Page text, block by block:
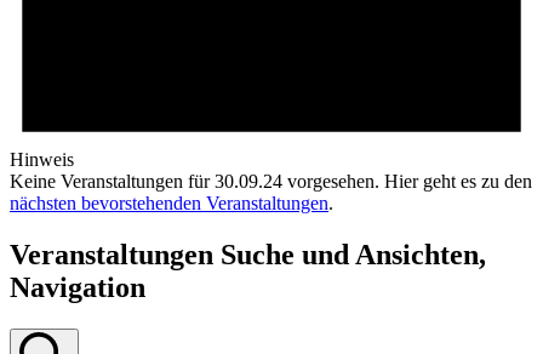
Hinweis
Keine Veranstaltungen für 30.09.24 vorgesehen. Hier geht es zu den
nächsten bevorstehenden Veranstaltungen.
Veranstaltungen Suche und Ansichten,
Navigation